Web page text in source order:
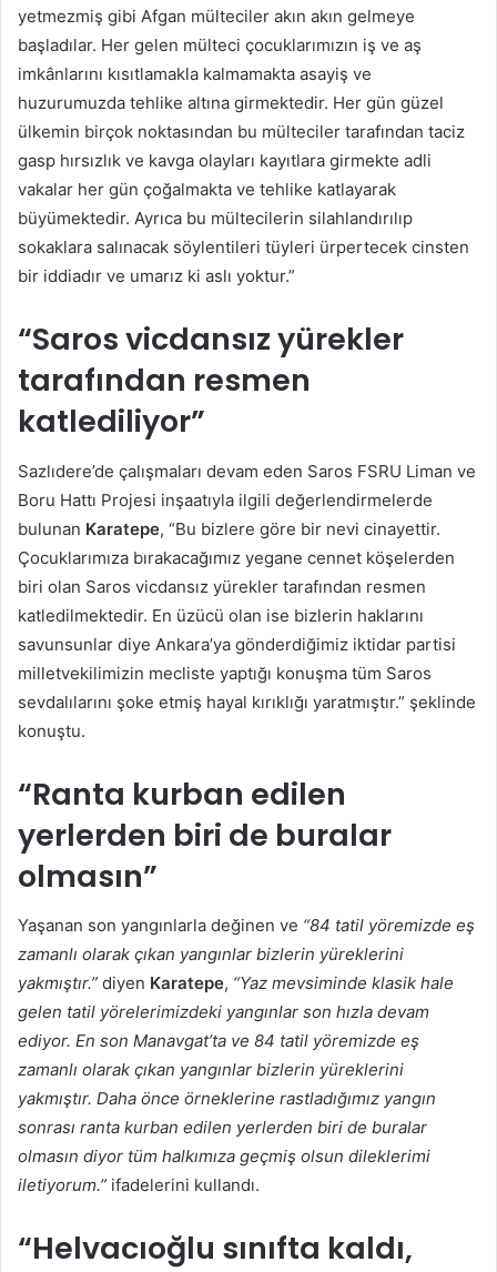
yetmezmiş gibi Afgan mülteciler akın akın gelmeye
başladılar. Her gelen mülteci çocuklarımızın iş ve aş
imkânlarını kısıtlamakla kalmamakta asayiş ve
huzurumuzda tehlike altına girmektedir. Her gün güzel
ülkemin birçok noktasından bu mülteciler tarafından taciz
gasp hırsızlık ve kavga olayları kayıtlara girmekte adli
vakalar her gün çoğalmakta ve tehlike katlayarak
büyümektedir. Ayrıca bu mültecilerin silahlandırılıp
sokaklara salınacak söylentileri tüyleri ürpertecek cinsten
bir iddiadır ve umarız ki aslı yoktur.”
“Saros vicdansız yürekler
tarafından resmen
katlediliyor”
Sazlıdere’de çalışmaları devam eden Saros FSRU Liman ve
Boru Hattı Projesi inşaatıyla ilgili değerlendirmelerde
bulunan Karatepe, “Bu bizlere göre bir nevi cinayettir.
Çocuklarımıza bırakacağımız yegane cennet köşelerden
biri olan Saros vicdansız yürekler tarafından resmen
katledilmektedir. En üzücü olan ise bizlerin haklarını
savunsunlar diye Ankara’ya gönderdiğimiz iktidar partisi
milletvekilimizin mecliste yaptığı konuşma tüm Saros
sevdalılarını şoke etmiş hayal kırıklığı yaratmıştır.” şeklinde
konuştu.
“Ranta kurban edilen
yerlerden biri de buralar
olmasın”
Yaşanan son yangınlarla değinen ve “84 tatil yöremizde eş
zamanlı olarak çıkan yangınlar bizlerin yüreklerini
yakmıştır.” diyen Karatepe, “Yaz mevsiminde klasik hale
gelen tatil yörelerimizdeki yangınlar son hızla devam
ediyor. En son Manavgat’ta ve 84 tatil yöremizde eş
zamanlı olarak çıkan yangınlar bizlerin yüreklerini
yakmıştır. Daha önce örneklerine rastladığımız yangın
sonrası ranta kurban edilen yerlerden biri de buralar
olmasın diyor tüm halkımıza geçmiş olsun dileklerimi
iletiyorum.” ifadelerini kullandı.
“Helvacıoğlu sınıfta kaldı,